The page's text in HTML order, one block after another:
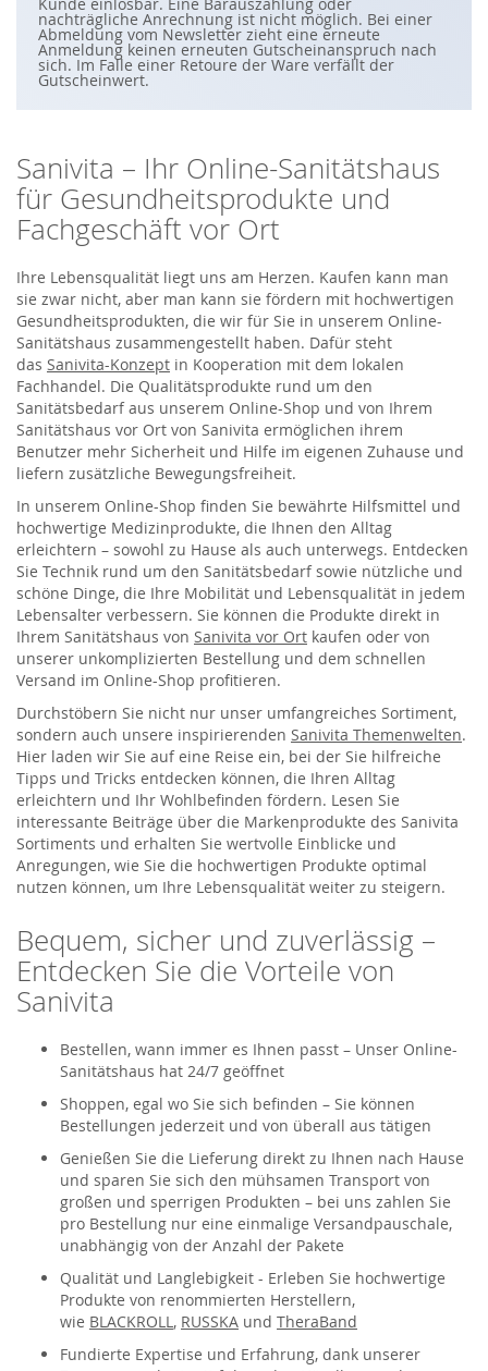
i
e
s
i
c
f
n
s
e
r
e
n
e
s
l
e
t
t
e
r
a
n
Kunde einlösbar. Eine Barauszahlung oder
nachträgliche Anrechnung ist nicht möglich. Bei einer
Abmeldung vom Newsletter zieht eine erneute
Anmeldung keinen erneuten Gutscheinanspruch nach
sich. Im Falle einer Retoure der Ware verfällt der
Gutscheinwert.
Sanivita – Ihr Online-Sanitätshaus
für Gesundheitsprodukte und
Fachgeschäft vor Ort
Ihre Lebensqualität liegt uns am Herzen. Kaufen kann man
sie zwar nicht, aber man kann sie fördern mit hochwertigen
Gesundheitsprodukten, die wir für Sie in unserem Online-
Sanitätshaus zusammengestellt haben. Dafür steht
das Sanivita-Konzept in Kooperation mit dem lokalen
Fachhandel. Die Qualitätsprodukte rund um den
Sanitätsbedarf aus unserem Online-Shop und von Ihrem
Sanitätshaus vor Ort von Sanivita ermöglichen ihrem
Benutzer mehr Sicherheit und Hilfe im eigenen Zuhause und
liefern zusätzliche Bewegungsfreiheit.
In unserem Online-Shop finden Sie bewährte Hilfsmittel und
hochwertige Medizinprodukte, die Ihnen den Alltag
erleichtern – sowohl zu Hause als auch unterwegs. Entdecken
Sie Technik rund um den Sanitätsbedarf sowie nützliche und
schöne Dinge, die Ihre Mobilität und Lebensqualität in jedem
Lebensalter verbessern. Sie können die Produkte direkt in
Ihrem Sanitätshaus von Sanivita vor Ort kaufen oder von
unserer unkomplizierten Bestellung und dem schnellen
Versand im Online-Shop profitieren.
Durchstöbern Sie nicht nur unser umfangreiches Sortiment,
sondern auch unsere inspirierenden Sanivita Themenwelten.
Hier laden wir Sie auf eine Reise ein, bei der Sie hilfreiche
Tipps und Tricks entdecken können, die Ihren Alltag
erleichtern und Ihr Wohlbefinden fördern. Lesen Sie
interessante Beiträge über die Markenprodukte des Sanivita
Sortiments und erhalten Sie wertvolle Einblicke und
Anregungen, wie Sie die hochwertigen Produkte optimal
nutzen können, um Ihre Lebensqualität weiter zu steigern.
Bequem, sicher und zuverlässig –
Entdecken Sie die Vorteile von
Sanivita
Bestellen, wann immer es Ihnen passt – Unser Online-
Sanitätshaus hat 24/7 geöffnet
Shoppen, egal wo Sie sich befinden – Sie können
Bestellungen jederzeit und von überall aus tätigen
Genießen Sie die Lieferung direkt zu Ihnen nach Hause
und sparen Sie sich den mühsamen Transport von
großen und sperrigen Produkten – bei uns zahlen Sie
pro Bestellung nur eine einmalige Versandpauschale,
unabhängig von der Anzahl der Pakete
Qualität und Langlebigkeit - Erleben Sie hochwertige
Produkte von renommierten Herstellern,
wie BLACKROLL, RUSSKA und TheraBand
Fundierte Expertise und Erfahrung, dank unserer